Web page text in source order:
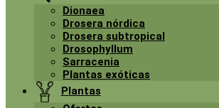
Dionaea
Drosera nórdica
Drosera subtropical
Drosophyllum
Sarracenia
Plantas exóticas
Plantas